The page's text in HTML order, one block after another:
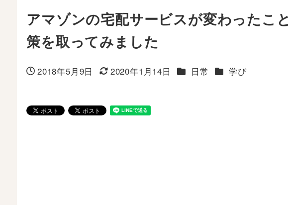
アマゾンの宅配サービスが変わったこ
策を取ってみました
投稿日
2018年5月9日
更新日
2020年1月14日 カテゴリー
日常 カテゴリー
学び